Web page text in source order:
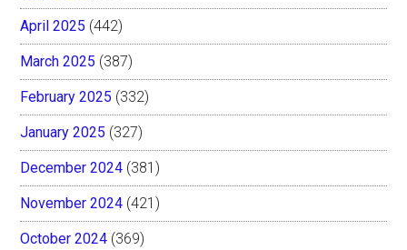
April 2025 (442)
March 2025 (387)
February 2025 (332)
January 2025 (327)
December 2024 (381)
November 2024 (421)
October 2024 (369)